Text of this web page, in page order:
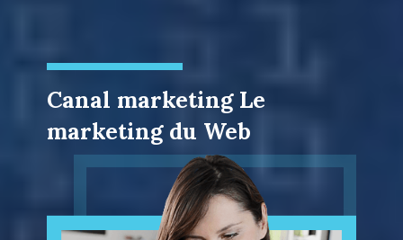
Canal marketing Le
marketing du Web